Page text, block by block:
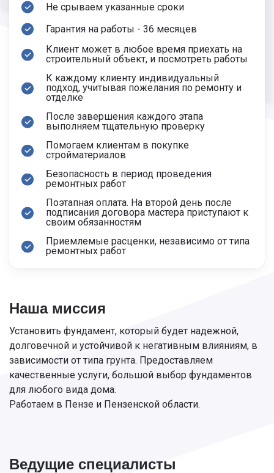
Любой проект сможем воплотить в
реальность. Поможем заказчикам выбрать
подходящую основу для теплого и уютного
дома, бытовки или предприятия. У нас для
всех имеются сезонные спецпредложения и
бонусы при большом заказе.
Не срываем указанные сроки
Гарантия на работы - 36 месяцев
Клиент может в любое время приехать на
строительный объект, и посмотреть работы
К каждому клиенту индивидуальный
подход, учитывая пожелания по ремонту и
отделке
После завершения каждого этапа
выполняем тщательную проверку
Помогаем клиентам в покупке
стройматериалов
Безопасность в период проведения
ремонтных работ
Поэтапная оплата. На второй день после
подписания договора мастера приступают к
своим обязанностям
Приемлемые расценки, независимо от типа
ремонтных работ
Наша миссия
Установить фундамент, который будет надежной,
долговечной и устойчивой к негативным влияниям, в
зависимости от типа грунта. Предоставляем
качественные услуги, большой выбор фундаментов
для любого вида дома.
Работаем в Пензе и Пензенской области.
Ведущие специалисты